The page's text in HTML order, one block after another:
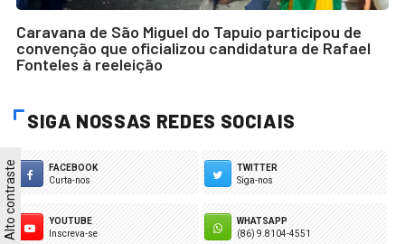
Alto contraste
Caravana de São Miguel do Tapuio participou de
convenção que oficializou candidatura de Rafael
Fonteles à reeleição
SIGA NOSSAS REDES SOCIAIS
FACEBOOK
Curta-nos
TWITTER
Siga-nos
YOUTUBE
Inscreva-se
WHATSAPP
(86) 9.8104-4551